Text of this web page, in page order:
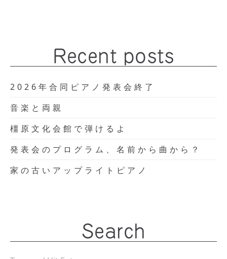
Recent posts
2026年合同ピアノ発表会終了
音楽と両親
橿原文化会館で弾けるよ
発表会のプログラム、名前から曲から？
家の古いアップライトピアノ
Search